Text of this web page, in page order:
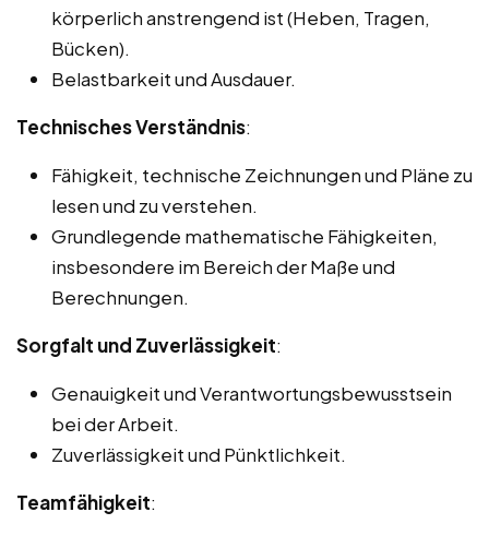
körperlich anstrengend ist (Heben, Tragen,
Bücken).
Belastbarkeit und Ausdauer.
Technisches Verständnis:
Fähigkeit, technische Zeichnungen und Pläne zu
lesen und zu verstehen.
Grundlegende mathematische Fähigkeiten,
insbesondere im Bereich der Maße und
Berechnungen.
Sorgfalt und Zuverlässigkeit:
Genauigkeit und Verantwortungsbewusstsein
bei der Arbeit.
Zuverlässigkeit und Pünktlichkeit.
Teamfähigkeit: